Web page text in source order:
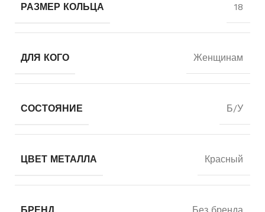
РАЗМЕР КОЛЬЦА 18
ДЛЯ КОГО Женщинам
СОСТОЯНИЕ Б/У
ЦВЕТ МЕТАЛЛА Красный
БРЕНД Без бренда